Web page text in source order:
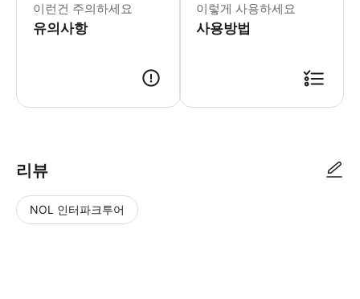
이런건 주의하세요
유의사항
이렇게 사용하세요
사용방법
리뷰
NOL 인터파크투어